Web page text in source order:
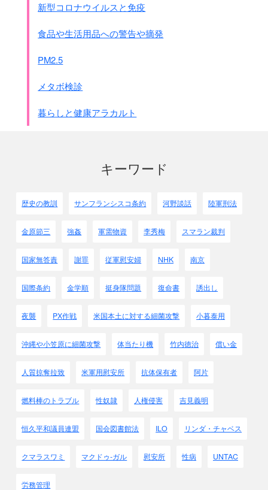
真田案 編成6000名 月200万餅 6000万円
縮小案 2000 月60万 1200万円
軍事課：やるかやらぬかわからぬ 攻防案立策が問題
対米英戦に対する判決(石井）－軍事課に提出せる
(中略)
2 南方防疫給水部改編、実施されたし
ホ号による患者、77～90%は死亡す
ビルマ、印、支那、ニュ－ギニア、
機 27
現在実績
密偵によるは最効果あり
1kgペスト 500～1000斃し得
新型コロナウイルスと免疫
食品や生活用品への警告や摘発
PM2.5
メタボ検診
暮らしと健康アラカルト
キーワード
歴史の教訓 サンフランシスコ条約 河野談話 陸軍刑法
金原節三 強姦 軍需物資 李秀梅 スマラン裁判
国家無答責 謝罪 従軍慰安婦 NHK 南京
国際条約 金学順 挺身隊問題 復命書 誘出し
夜襲 PX作戦 米国本土に対する細菌攻撃 小暮泰用
沖縄や小笠原に細菌攻撃 体当たり機 竹内徳治 償い金
人質掠奪拉致 米軍用慰安所 抗体保有者 阿片
燃料棒のトラブル 性奴隷 人権侵害 吉見義明
恒久平和議員連盟 国会図書館法 ILO リンダ・チャベス
クマラスワミ マクドゥ-ガル 慰安所 性病 UNTAC
労務管理